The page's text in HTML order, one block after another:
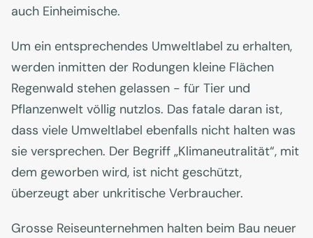
auch Einheimische.
Um ein entsprechendes Umweltlabel zu erhalten,
werden inmitten der Rodungen kleine Flächen
Regenwald stehen gelassen - für Tier und
Pflanzenwelt völlig nutzlos. Das fatale daran ist,
dass viele Umweltlabel ebenfalls nicht halten was
sie versprechen. Der Begriff „Klimaneutralität“, mit
dem geworben wird, ist nicht geschützt,
überzeugt aber unkritische Verbraucher.
Grosse Reiseunternehmen halten beim Bau neuer